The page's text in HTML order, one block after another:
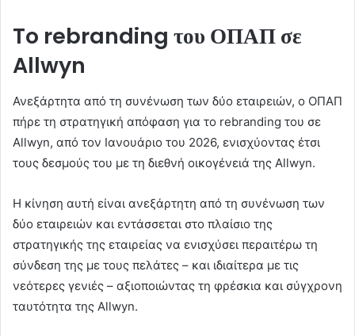
To rebranding του ΟΠΑΠ σε
Allwyn
Ανεξάρτητα από τη συνένωση των δύο εταιρειών, ο ΟΠΑΠ
πήρε τη στρατηγική απόφαση για το rebranding του σε
Allwyn, από τον Ιανουάριο του 2026, ενισχύοντας έτσι
τους δεσμούς του με τη διεθνή οικογένειά της Allwyn.
Η κίνηση αυτή είναι ανεξάρτητη από τη συνένωση των
δύο εταιρειών και εντάσσεται στο πλαίσιο της
στρατηγικής της εταιρείας να ενισχύσει περαιτέρω τη
σύνδεση της με τους πελάτες – και ιδιαίτερα με τις
νεότερες γενιές – αξιοποιώντας τη φρέσκια και σύγχρονη
ταυτότητα της Allwyn.